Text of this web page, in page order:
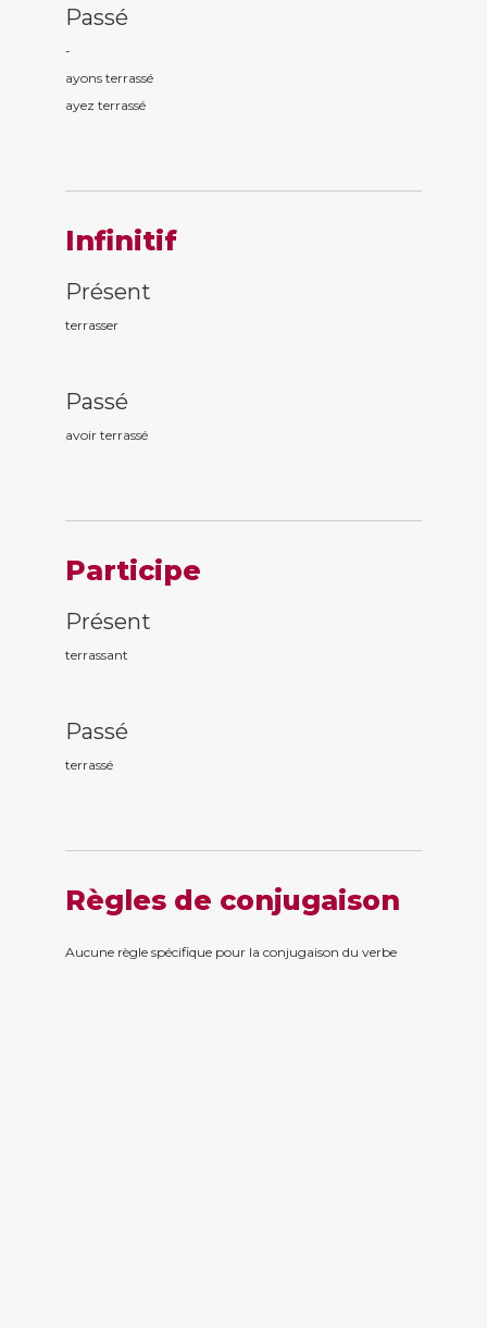
Passé
-
ayons terrassé
ayez terrassé
Infinitif
Présent
terrasser
Passé
avoir terrassé
Participe
Présent
terrassant
Passé
terrassé
Règles de conjugaison
Aucune règle spécifique pour la conjugaison du verbe